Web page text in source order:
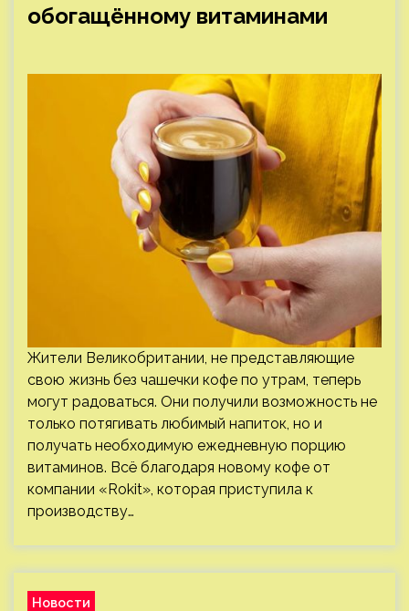
обогащённому витаминами
Жители Великобритании, не представляющие
свою жизнь без чашечки кофе по утрам, теперь
могут радоваться. Они получили возможность не
только потягивать любимый напиток, но и
получать необходимую ежедневную порцию
витаминов. Всё благодаря новому кофе от
компании «Rokit», которая приступила к
производству…
Новости